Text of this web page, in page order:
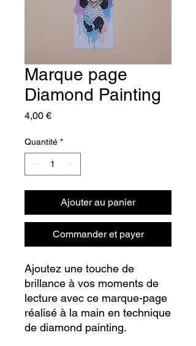
Marque page
Diamond Painting
4,00 €Prix
Quantité *
Ajouter au panier
Commander et payer
Ajoutez une touche de
brillance à vos moments de
lecture avec ce marque-page
réalisé à la main en technique
de diamond painting.